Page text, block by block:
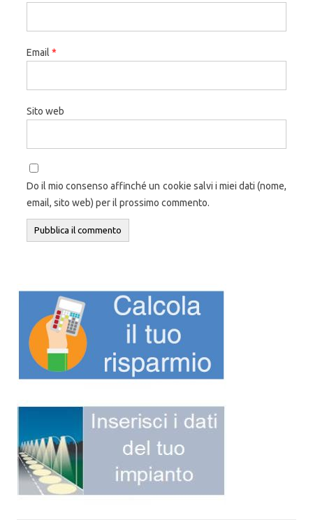
Email *
Sito web
Do il mio consenso affinché un cookie salvi i miei dati (nome,
email, sito web) per il prossimo commento.